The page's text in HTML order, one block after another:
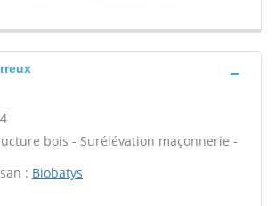
bois - Surélévation maçonnerie -
: Biobatys